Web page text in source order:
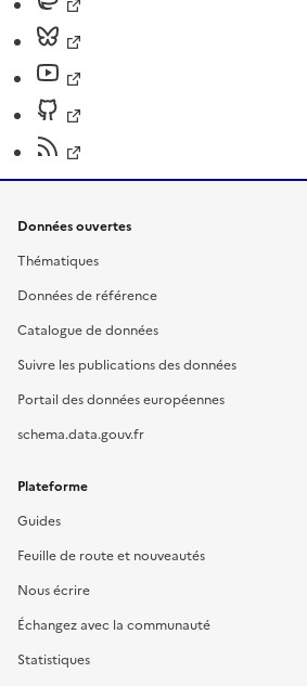
Données ouvertes
Thématiques
Données de référence
Catalogue de données
Suivre les publications des données
Portail des données européennes
schema.data.gouv.fr
Plateforme
Guides
Feuille de route et nouveautés
Nous écrire
Échangez avec la communauté
Statistiques